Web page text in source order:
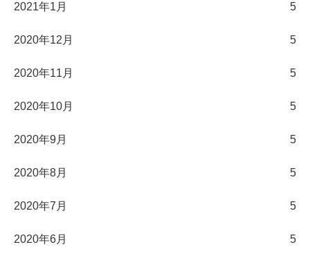
2021年1月 5
2020年12月 5
2020年11月 5
2020年10月 5
2020年9月 5
2020年8月 5
2020年7月 5
2020年6月 5